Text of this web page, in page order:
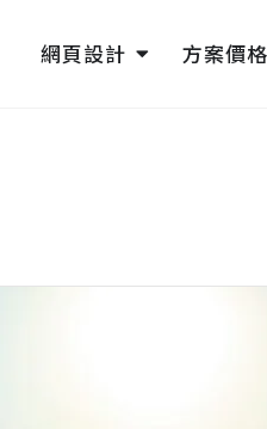
網頁設計 Open 網頁設計
方案價格